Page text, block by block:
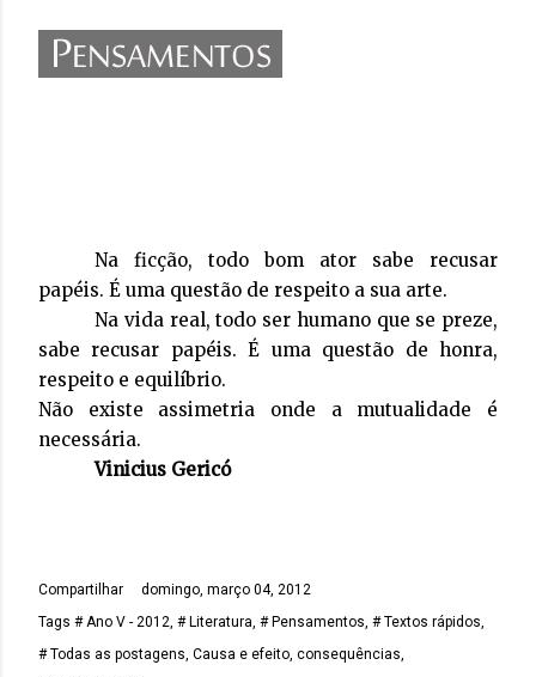
Na ficção, todo bom ator sabe recusar
papéis. É uma questão de respeito a sua arte.
Na vida real, todo ser humano que se preze,
sabe recusar papéis. É uma questão de honra,
respeito e equilíbrio.
Não existe assimetria onde a mutualidade é
necessária.
Vinicius Gericó
Compartilhar
domingo, março 04, 2012
Tags # Ano V - 2012 # Literatura # Pensamentos # Textos rápidos
# Todas as postagens Causa e efeito consequências